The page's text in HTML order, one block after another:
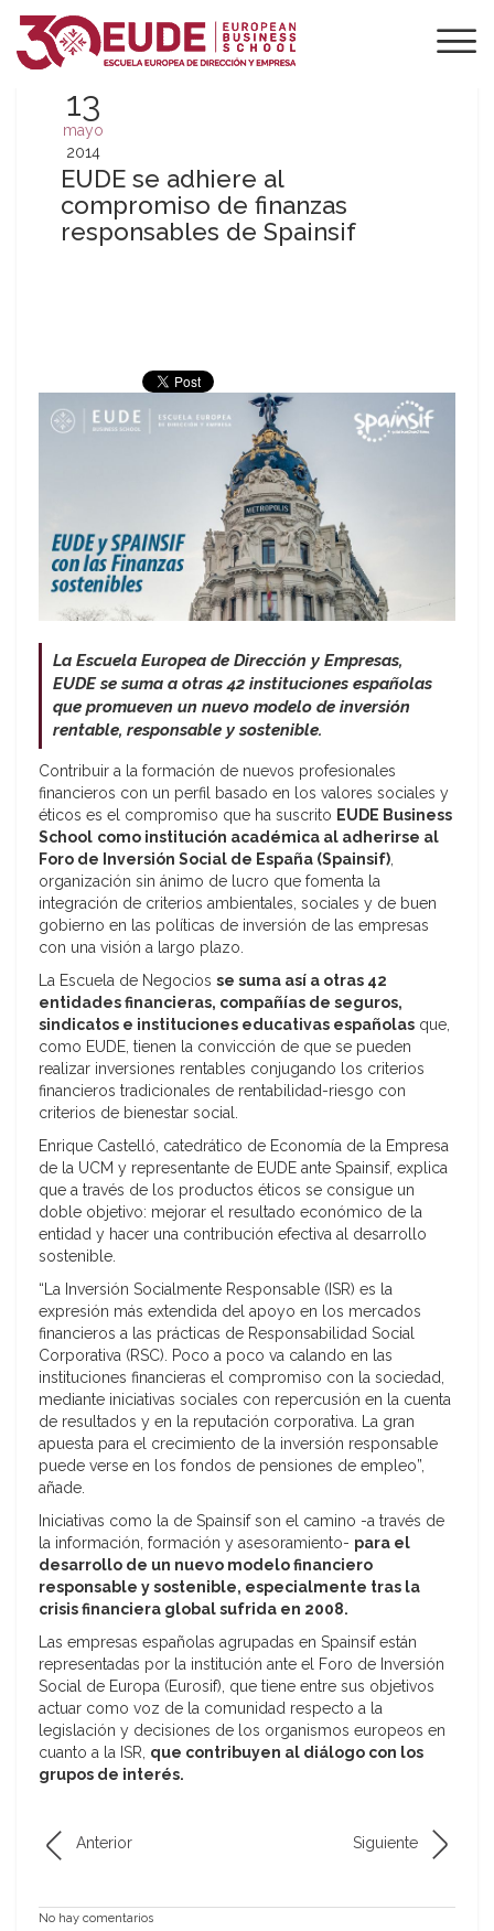
13
mayo
2014
EUDE se adhiere al
compromiso de finanzas
responsables de Spainsif
La Escuela Europea de Dirección y Empresas,
EUDE se suma a otras 42 instituciones españolas
que promueven un nuevo modelo de inversión
rentable, responsable y sostenible.
Contribuir a la formación de nuevos profesionales
financieros con un perfil basado en los valores sociales y
éticos es el compromiso que ha suscrito EUDE Business
School como institución académica al adherirse al
Foro de Inversión Social de España (Spainsif),
organización sin ánimo de lucro que fomenta la
integración de criterios ambientales, sociales y de buen
gobierno en las políticas de inversión de las empresas
con una visión a largo plazo.
La Escuela de Negocios se suma así a otras 42
entidades financieras, compañías de seguros,
sindicatos e instituciones educativas españolas que,
como EUDE, tienen la convicción de que se pueden
realizar inversiones rentables conjugando los criterios
financieros tradicionales de rentabilidad-riesgo con
criterios de bienestar social.
Enrique Castelló, catedrático de Economía de la Empresa
de la UCM y representante de EUDE ante Spainsif, explica
que a través de los productos éticos se consigue un
doble objetivo: mejorar el resultado económico de la
entidad y hacer una contribución efectiva al desarrollo
sostenible.
“La Inversión Socialmente Responsable (ISR) es la
expresión más extendida del apoyo en los mercados
financieros a las prácticas de Responsabilidad Social
Corporativa (RSC). Poco a poco va calando en las
instituciones financieras el compromiso con la sociedad,
mediante iniciativas sociales con repercusión en la cuenta
de resultados y en la reputación corporativa. La gran
apuesta para el crecimiento de la inversión responsable
puede verse en los fondos de pensiones de empleo”,
añade.
Iniciativas como la de Spainsif son el camino -a través de
la información, formación y asesoramiento- para el
desarrollo de un nuevo modelo financiero
responsable y sostenible, especialmente tras la
crisis financiera global sufrida en 2008.
Las empresas españolas agrupadas en Spainsif están
representadas por la institución ante el Foro de Inversión
Social de Europa (Eurosif), que tiene entre sus objetivos
actuar como voz de la comunidad respecto a la
legislación y decisiones de los organismos europeos en
cuanto a la ISR, que contribuyen al diálogo con los
grupos de interés.
Anterior Siguiente
No hay comentarios